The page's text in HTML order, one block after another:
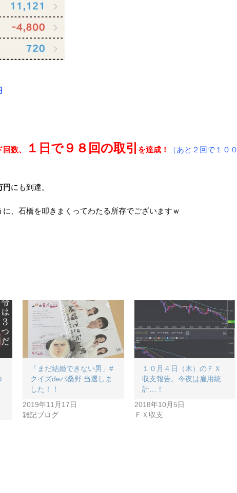
数、 １日で９８回の取引 を達成！
（あと２回で１００
円にも到達。
、石橋を叩きまくってわたる所存でございますｗ
「まだ結婚できない男」#
クイズdeパ桑野 当選しま
した！！
2019年11月17日
雑記ブログ
１０月４日（木）のＦＸ
収支報告。今夜は雇用統
計…！
2018年10月5日
ＦＸ収支